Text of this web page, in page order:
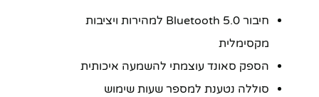
חיבור Bluetooth 5.0 למהירות ויציבות
מקסימלית
הספק סאונד עוצמתי להשמעה איכותית
סוללה נטענת למספר שעות שימוש